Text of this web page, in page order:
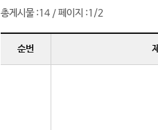
총게시물 :14 /페이지 :1/2
순번